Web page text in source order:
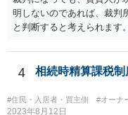
明しないのであれば、裁判
と判断すると考えられます
資料を作成する、などの準
応の正当事由があるので
わらず正当事由に欠けると
す。
4 相続時精算課税制
#住民・入居者・買主側 #オーナ
2023年8月12日